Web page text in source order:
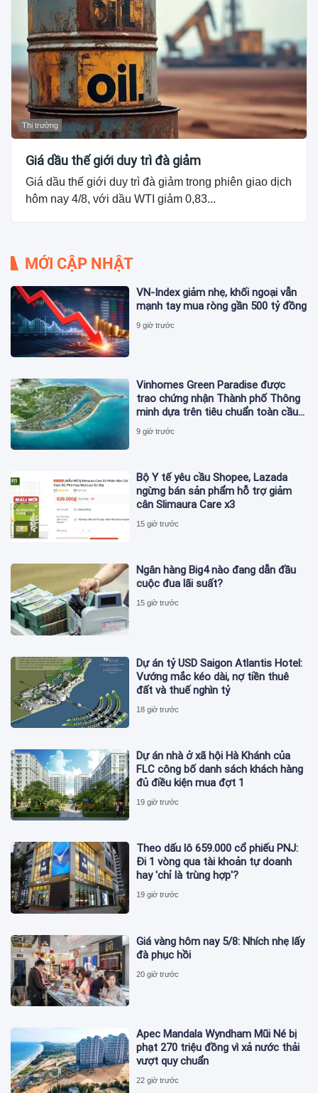
Thị trường
Giá dầu thế giới duy trì đà giảm
Giá dầu thế giới duy trì đà giảm trong phiên giao dịch
hôm nay 4/8, với dầu WTI giảm 0,83...
MỚI CẬP NHẬT
VN-Index giảm nhẹ, khối ngoại vẫn
mạnh tay mua ròng gần 500 tỷ đồng
9 giờ trước
Vinhomes Green Paradise được
trao chứng nhận Thành phố Thông
minh dựa trên tiêu chuẩn toàn cầu
ISO 37122
9 giờ trước
Bộ Y tế yêu cầu Shopee, Lazada
ngừng bán sản phẩm hỗ trợ giảm
cân Slimaura Care x3
15 giờ trước
Ngân hàng Big4 nào đang dẫn đầu
cuộc đua lãi suất?
15 giờ trước
Dự án tỷ USD Saigon Atlantis Hotel:
Vướng mắc kéo dài, nợ tiền thuê
đất và thuế nghìn tỷ
18 giờ trước
Dự án nhà ở xã hội Hà Khánh của
FLC công bố danh sách khách hàng
đủ điều kiện mua đợt 1
19 giờ trước
Theo dấu lô 659.000 cổ phiếu PNJ:
Đi 1 vòng qua tài khoản tự doanh
hay 'chỉ là trùng hợp'?
19 giờ trước
Giá vàng hôm nay 5/8: Nhích nhẹ lấy
đà phục hồi
20 giờ trước
Apec Mandala Wyndham Mũi Né bị
phạt 270 triệu đồng vì xả nước thải
vượt quy chuẩn
22 giờ trước